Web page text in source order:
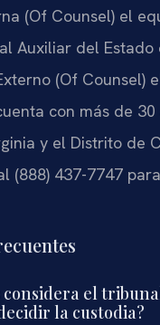
(Of Counsel) el
Auxiliar del
(Of Counsel)
con más de 30
y el Distrito de
(888) 437-7747
considera el
la custodia?